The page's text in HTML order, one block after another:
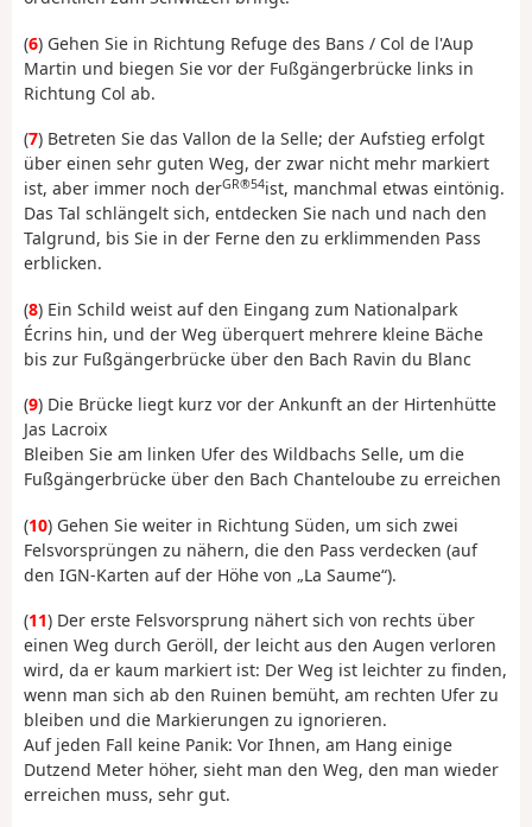
(6) Gehen Sie in Richtung Refuge des Bans / Col de l'Aup
Martin und biegen Sie vor der Fußgängerbrücke links in
Richtung Col ab.
(7) Betreten Sie das Vallon de la Selle; der Aufstieg erfolgt
über einen sehr guten Weg, der zwar nicht mehr markiert
ist, aber immer noch derGR®54ist, manchmal etwas eintönig.
Das Tal schlängelt sich, entdecken Sie nach und nach den
Talgrund, bis Sie in der Ferne den zu erklimmenden Pass
erblicken.
(8) Ein Schild weist auf den Eingang zum Nationalpark
Écrins hin, und der Weg überquert mehrere kleine Bäche
bis zur Fußgängerbrücke über den Bach Ravin du Blanc
(9) Die Brücke liegt kurz vor der Ankunft an der Hirtenhütte
Jas Lacroix
Bleiben Sie am linken Ufer des Wildbachs Selle, um die
Fußgängerbrücke über den Bach Chanteloube zu erreichen
(10) Gehen Sie weiter in Richtung Süden, um sich zwei
Felsvorsprüngen zu nähern, die den Pass verdecken (auf
den IGN-Karten auf der Höhe von „La Saume“).
(11) Der erste Felsvorsprung nähert sich von rechts über
einen Weg durch Geröll, der leicht aus den Augen verloren
wird, da er kaum markiert ist: Der Weg ist leichter zu finden,
wenn man sich ab den Ruinen bemüht, am rechten Ufer zu
bleiben und die Markierungen zu ignorieren.
Auf jeden Fall keine Panik: Vor Ihnen, am Hang einige
Dutzend Meter höher, sieht man den Weg, den man wieder
erreichen muss, sehr gut.